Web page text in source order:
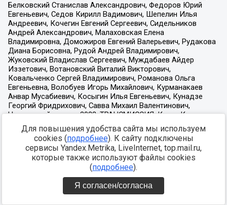
Для повышения удобства сайта мы используем
cookies (подробнее). К сайту подключены
сервисы Yandex.Metrika, LiveInternet, top.mail.ru,
которые также используют файлы cookies
(подробнее).
Я согласен/согласна